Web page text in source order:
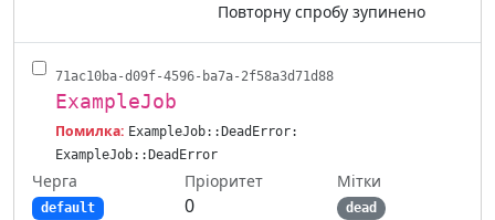
Повторну спробу зупинено
71ac10ba-d09f-4596-ba7a-2f58a3d71d88
ExampleJob
Помилка: ExampleJob::DeadError:
ExampleJob::DeadError
Черга
default
Пріоритет
0
Мітки
dead